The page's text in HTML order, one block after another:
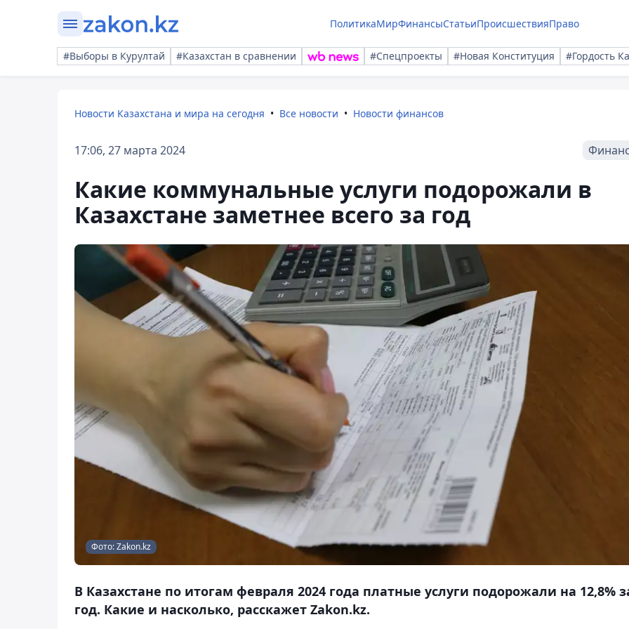
ПолитикаМирФинансыСтатьиПроисшествияПраво
#Выборы в Курултай #Казахстан в сравнении #Спецпроекты #Новая Конституция #Гордость
Новости Казахстана и мира на сегодня Все новости Новости финансов
17:06, 27 марта 2024
Какие коммунальные услуги подорожали в
Казахстане заметнее всего за год
Фото: Zakon.kz
В Казахстане по итогам февраля 2024 года платные услуги подорожали на 12,8%
год. Какие и насколько, расскажет Zakon.kz.